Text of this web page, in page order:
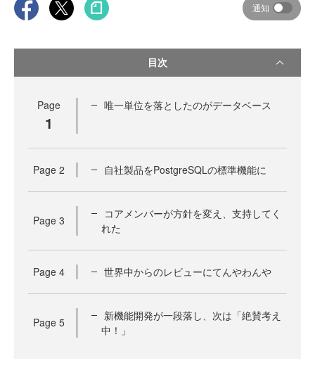
通知
目次
Page
1
唯一単位を落としたのがデータベース
Page 2 自社製品をPostgreSQLの標準機能に
Page 3
コアメンバーが方針を変え、支持してく
れた
Page 4 世界中からのレビューにてんやわんや
Page 5
新機能開発が一段落し、次は「絶賛考え
中！」